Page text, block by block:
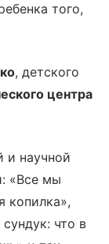
того,
, детского
центра
и научной
«Все мы
копилка»,
что в